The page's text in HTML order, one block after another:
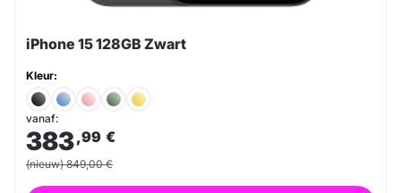
iPhone 15 128GB Zwart
Kleur:
vanaf:
383,99 €
(nieuw) 849,00 €